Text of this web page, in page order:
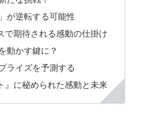
が逆転する可能性
で期待される感動の仕掛け
動かす鍵に？
ライズを予測する
』に秘められた感動と未来